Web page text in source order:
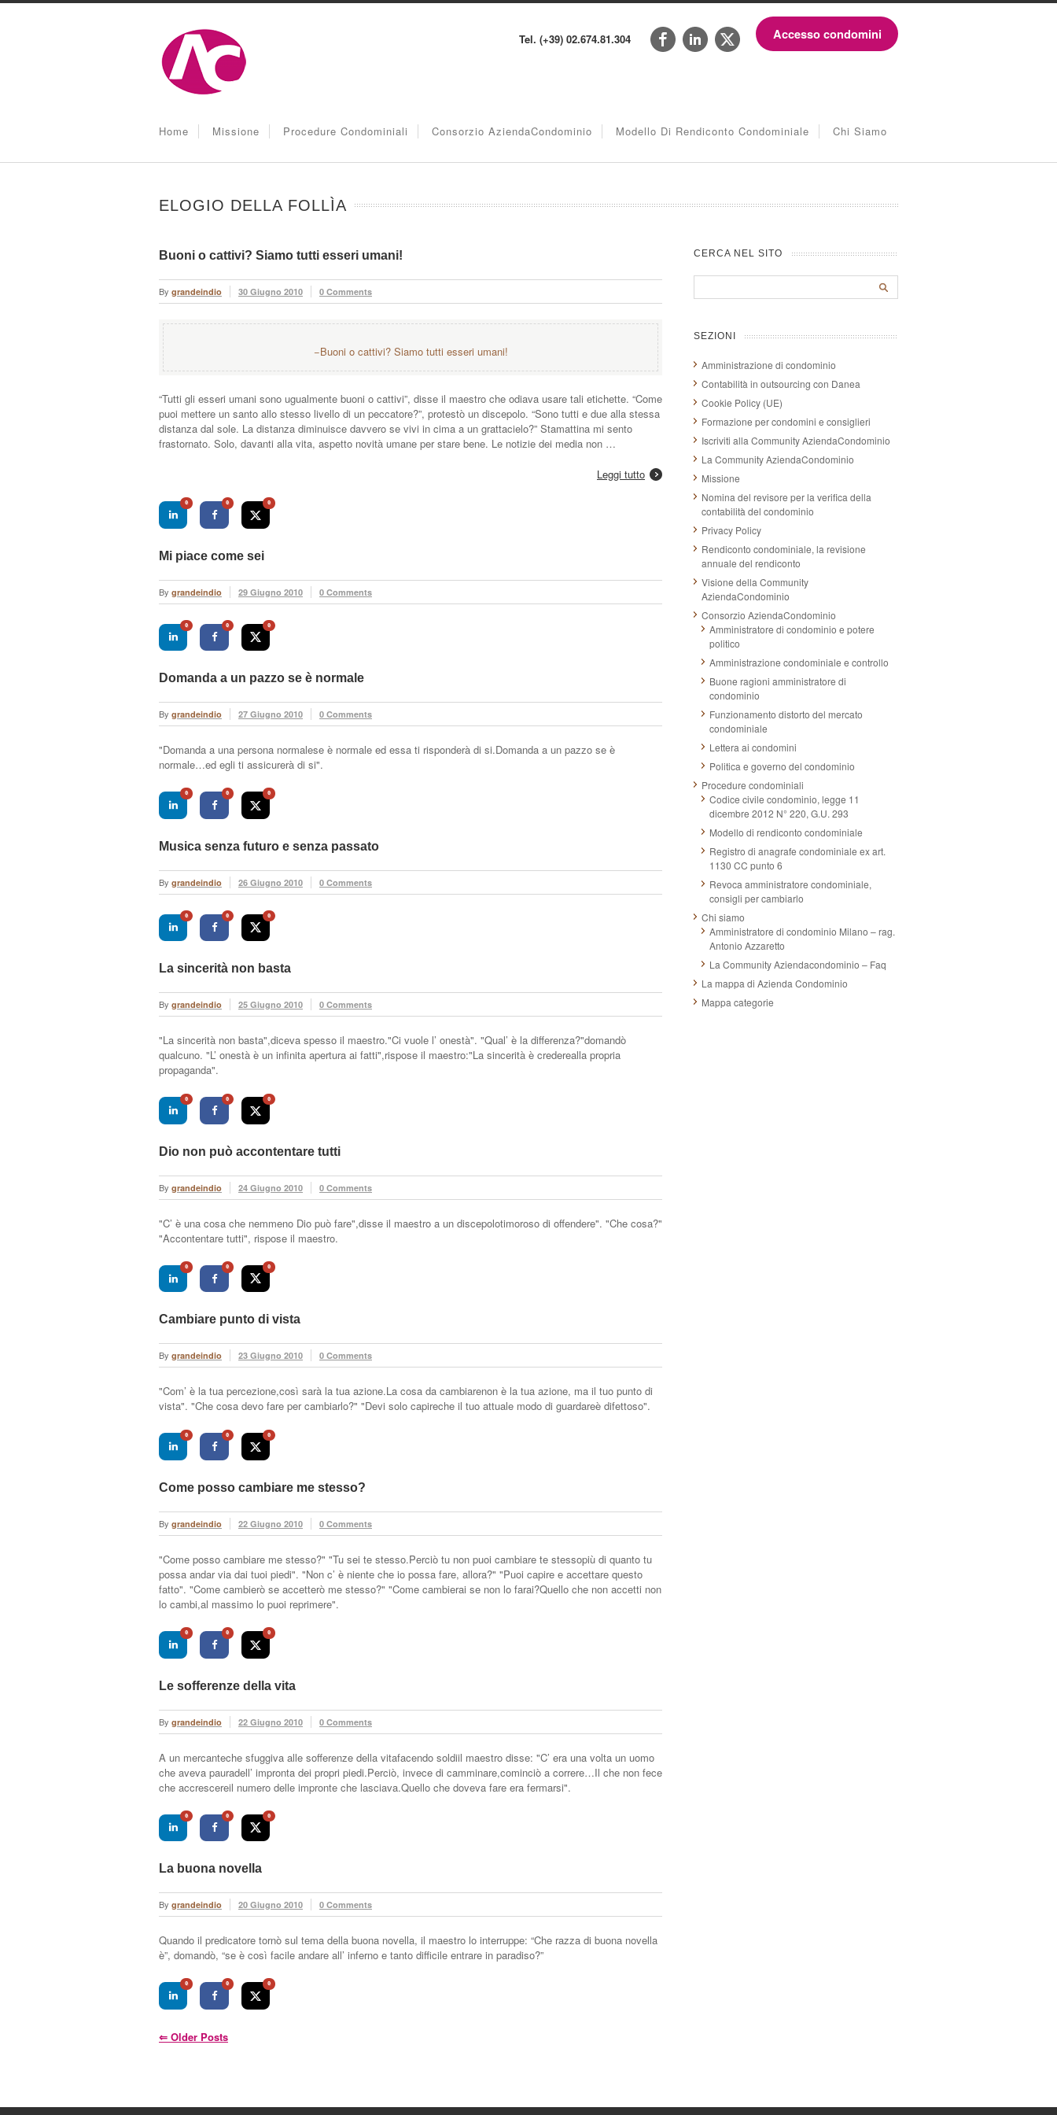
Tel. (+39) 02.674.81.304 Accesso condomini
Home Missione Procedure Condominiali Consorzio AziendaCondominio Modello Di Rendiconto Condominiale Chi Siamo
ELOGIO DELLA FOLLÌA
Buoni o cattivi? Siamo tutti esseri umani!
By grandeindio 30 Giugno 2010 0 Comments
−Buoni o cattivi? Siamo tutti esseri umani!
“Tutti gli esseri umani sono ugualmente buoni o cattivi”, disse il maestro che odiava usare tali etichette. “Come
puoi mettere un santo allo stesso livello di un peccatore?”, protestò un discepolo. “Sono tutti e due alla stessa
distanza dal sole. La distanza diminuisce davvero se vivi in cima a un grattacielo?” Stamattina mi sento
frastornato. Solo, davanti alla vita, aspetto novità umane per stare bene. Le notizie dei media non …
Leggi tutto
0 0 0
Mi piace come sei
By grandeindio 29 Giugno 2010 0 Comments
0 0 0
Domanda a un pazzo se è normale
By grandeindio 27 Giugno 2010 0 Comments
"Domanda a una persona normalese è normale ed essa ti risponderà di si.Domanda a un pazzo se è
normale…ed egli ti assicurerà di si".
0 0 0
Musica senza futuro e senza passato
By grandeindio 26 Giugno 2010 0 Comments
0 0 0
La sincerità non basta
By grandeindio 25 Giugno 2010 0 Comments
"La sincerità non basta",diceva spesso il maestro."Ci vuole l’ onestà". "Qual’ è la differenza?"domandò
qualcuno. "L’ onestà è un infinita apertura ai fatti",rispose il maestro:"La sincerità è crederealla propria
propaganda".
0 0 0
Dio non può accontentare tutti
By grandeindio 24 Giugno 2010 0 Comments
"C’ è una cosa che nemmeno Dio può fare",disse il maestro a un discepolotimoroso di offendere". "Che cosa?"
"Accontentare tutti", rispose il maestro.
0 0 0
Cambiare punto di vista
By grandeindio 23 Giugno 2010 0 Comments
"Com’ è la tua percezione,così sarà la tua azione.La cosa da cambiarenon è la tua azione, ma il tuo punto di
vista". "Che cosa devo fare per cambiarlo?" "Devi solo capireche il tuo attuale modo di guardareè difettoso".
0 0 0
Come posso cambiare me stesso?
By grandeindio 22 Giugno 2010 0 Comments
"Come posso cambiare me stesso?" "Tu sei te stesso.Perciò tu non puoi cambiare te stessopiù di quanto tu
possa andar via dai tuoi piedi". "Non c’ è niente che io possa fare, allora?" "Puoi capire e accettare questo
fatto". "Come cambierò se accetterò me stesso?" "Come cambierai se non lo farai?Quello che non accetti non
lo cambi,al massimo lo puoi reprimere".
0 0 0
Le sofferenze della vita
By grandeindio 22 Giugno 2010 0 Comments
A un mercanteche sfuggiva alle sofferenze della vitafacendo soldiil maestro disse: "C’ era una volta un uomo
che aveva pauradell’ impronta dei propri piedi.Perciò, invece di camminare,cominciò a correre…Il che non fece
che accrescereil numero delle impronte che lasciava.Quello che doveva fare era fermarsi".
0 0 0
La buona novella
By grandeindio 20 Giugno 2010 0 Comments
Quando il predicatore tornò sul tema della buona novella, il maestro lo interruppe: “Che razza di buona novella
è”, domandò, “se è così facile andare all’ inferno e tanto difficile entrare in paradiso?”
0 0 0
⇐ Older Posts
CERCA NEL SITO
SEZIONI
Amministrazione di condominio
Contabilità in outsourcing con Danea
Cookie Policy (UE)
Formazione per condomini e consiglieri
Iscriviti alla Community AziendaCondominio
La Community AziendaCondominio
Missione
Nomina del revisore per la verifica della
contabilità del condominio
Privacy Policy
Rendiconto condominiale, la revisione
annuale del rendiconto
Visione della Community
AziendaCondominio
Consorzio AziendaCondominio
Amministratore di condominio e potere
politico
Amministrazione condominiale e controllo
Buone ragioni amministratore di
condominio
Funzionamento distorto del mercato
condominiale
Lettera ai condomini
Politica e governo del condominio
Procedure condominiali
Codice civile condominio, legge 11
dicembre 2012 N° 220, G.U. 293
Modello di rendiconto condominiale
Registro di anagrafe condominiale ex art.
1130 CC punto 6
Revoca amministratore condominiale,
consigli per cambiarlo
Chi siamo
Amministratore di condominio Milano – rag.
Antonio Azzaretto
La Community Aziendacondominio – Faq
La mappa di Azienda Condominio
Mappa categorie